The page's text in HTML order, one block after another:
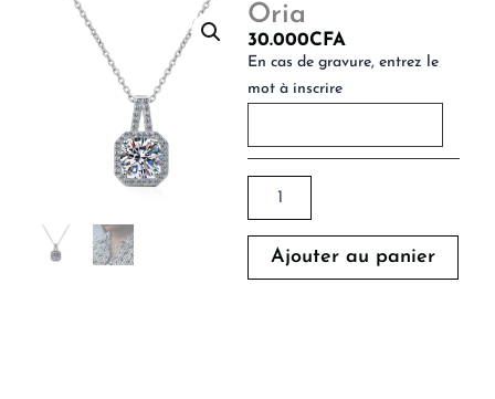
Oria
30.000CFA
En cas de gravure, entrez le
mot à inscrire
quantité
de
Oria
Ajouter au panier